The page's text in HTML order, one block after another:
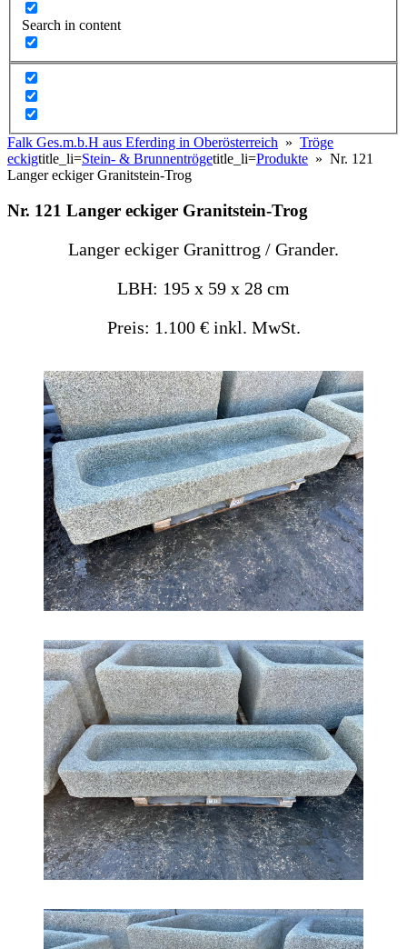
Search in content
Falk Ges.m.b.H aus Eferding in Oberösterreich » Tröge
eckigtitle_li=Stein- & Brunnentrögetitle_li=Produkte » Nr. 121
Langer eckiger Granitstein-Trog
Nr. 121 Langer eckiger Granitstein-Trog
Langer eckiger Granittrog / Grander.
LBH: 195 x 59 x 28 cm
Preis: 1.100 € inkl. MwSt.